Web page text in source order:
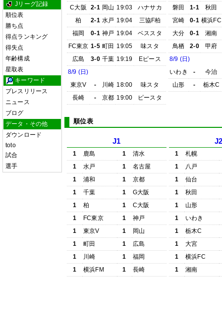
Jリーグ記録
順位表
勝ち点
得点ランキング
得失点
年齢構成
星取表
キーワード
プレスリリース
ニュース
ブログ
データ・その他
ダウンロード
toto
試合
選手
C大阪
2-1 岡山 19:03
ハナサカ
柏
2-1 水戸 19:04
三協F柏
福岡
0-1 神戸 19:04
ベススタ
FC東京 1-5 町田 19:05
味スタ
広島
3-0 千葉 19:19
Eピース
8/9 (日)
東京V
- 川崎 18:00
味スタ
長崎
- 京都 19:00 ピースタ
磐田
1-1
秋田
宮崎
0-1 横浜FC
大分
0-1
湘南
鳥栖
2-0
甲府
8/9 (日)
いわき
-
今治
山形
- 栃木C
順位表
J1
1 鹿島 1
清水
1
水戸 1
名古屋
1
浦和 1
京都
1
千葉 1
G大阪
1
柏 1
C大阪
1
FC東京 1
神戸
1
東京V 1
岡山
1
町田 1
広島
1
川崎 1
福岡
1
横浜FM 1 長崎
1
札幌
1
八戸
1
仙台
1
秋田
1
山形
1
いわき
1
栃木C
1
大宮
1
横浜FC
1
湘南